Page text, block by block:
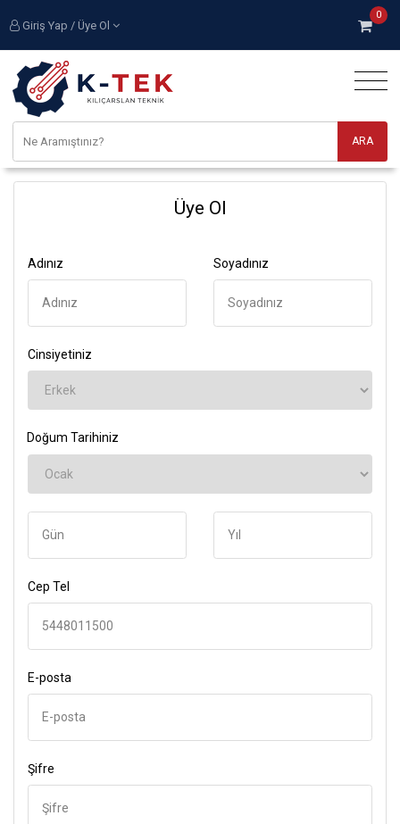
Giriş Yap / Üye Ol
0
Üye Ol
Adınız Soyadınız
Cinsiyetiniz
Doğum Tarihiniz
Cep Tel
E-posta
Şifre